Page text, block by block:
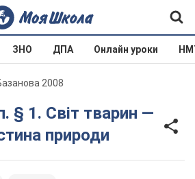
ЗНО ДПА Онлайн уроки
2008
природи